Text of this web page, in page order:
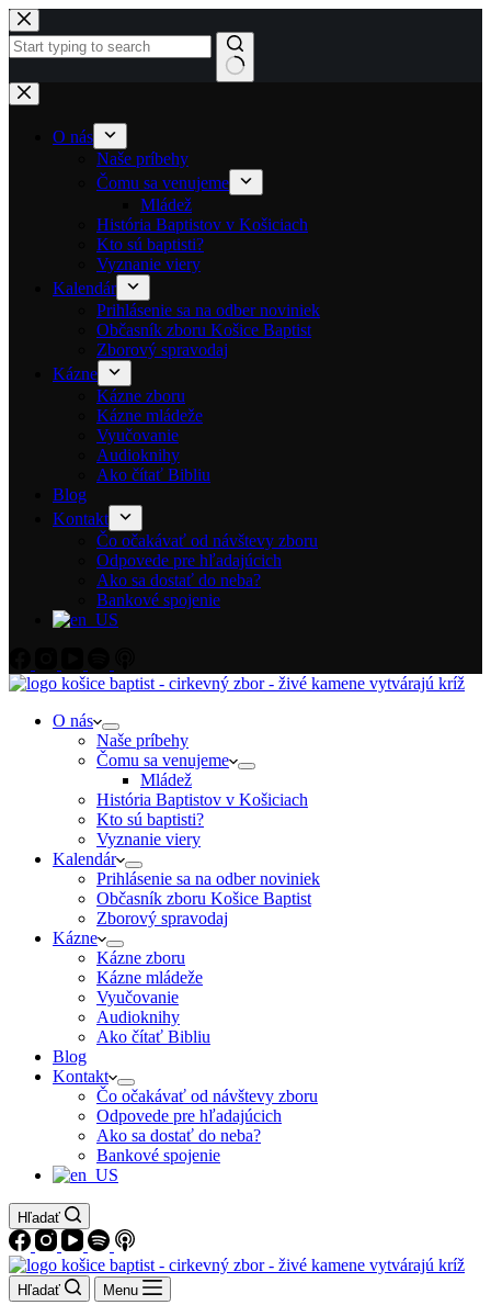
Skip to content
No results
O nás
Naše príbehy
Čomu sa venujeme
Mládež
História Baptistov v Košiciach
Kto sú baptisti?
Vyznanie viery
Kalendár
Prihlásenie sa na odber noviniek
Občasník zboru Košice Baptist
Zborový spravodaj
Kázne
Kázne zboru
Kázne mládeže
Vyučovanie
Audioknihy
Ako čítať Bibliu
Blog
Kontakt
Čo očakávať od návštevy zboru
Odpovede pre hľadajúcich
Ako sa dostať do neba?
Bankové spojenie
O nás
Naše príbehy
Čomu sa venujeme
Mládež
História Baptistov v Košiciach
Kto sú baptisti?
Vyznanie viery
Kalendár
Prihlásenie sa na odber noviniek
Občasník zboru Košice Baptist
Zborový spravodaj
Kázne
Kázne zboru
Kázne mládeže
Vyučovanie
Audioknihy
Ako čítať Bibliu
Blog
Kontakt
Čo očakávať od návštevy zboru
Odpovede pre hľadajúcich
Ako sa dostať do neba?
Bankové spojenie
Hľadať
Hľadať Menu